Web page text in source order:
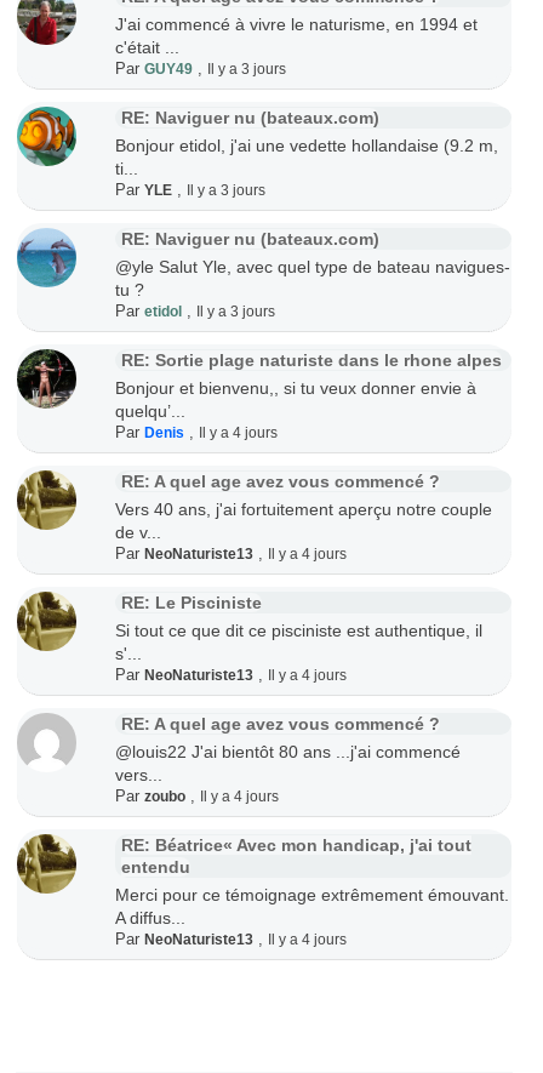
J'ai commencé à vivre le naturisme, en 1994 et
c'était ...
ParGUY49 Il y a 3 jours
RE: Naviguer nu (bateaux.com)
Bonjour etidol, j'ai une vedette hollandaise (9.2 m,
ti...
ParYLE Il y a 3 jours
RE: Naviguer nu (bateaux.com)
@yle Salut Yle, avec quel type de bateau navigues-
tu ?
Paretidol Il y a 3 jours
RE: Sortie plage naturiste dans le rhone alpes
Bonjour et bienvenu,, si tu veux donner envie à
quelqu’...
ParDenis Il y a 4 jours
RE: A quel age avez vous commencé ?
Vers 40 ans, j'ai fortuitement aperçu notre couple
de v...
ParNeoNaturiste13 Il y a 4 jours
RE: Le Pisciniste
Si tout ce que dit ce pisciniste est authentique, il
s'...
ParNeoNaturiste13 Il y a 4 jours
RE: A quel age avez vous commencé ?
@louis22 J'ai bientôt 80 ans ...j'ai commencé
vers...
Parzoubo Il y a 4 jours
RE: Béatrice« Avec mon handicap, j'ai tout
entendu
Merci pour ce témoignage extrêmement émouvant.
A diffus...
ParNeoNaturiste13 Il y a 4 jours